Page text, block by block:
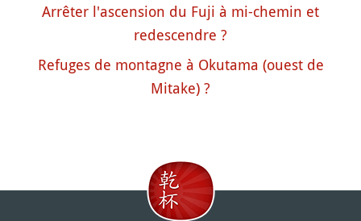
Arrêter l'ascension du Fuji à mi-chemin et
redescendre ?
Refuges de montagne à Okutama (ouest de
Mitake) ?